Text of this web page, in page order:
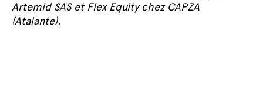
Artemid SAS et Flex Equity chez CAPZA
(Atalante).